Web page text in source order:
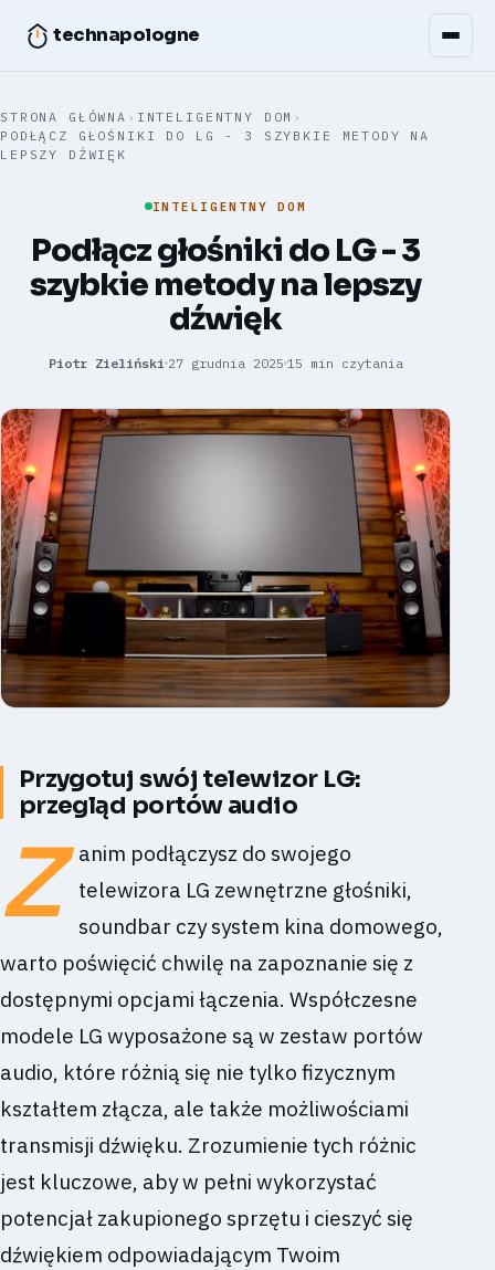
technapologne
STRONA GŁÓWNA › INTELIGENTNY DOM ›
PODŁĄCZ GŁOŚNIKI DO LG - 3 SZYBKIE METODY NA
LEPSZY DŹWIĘK
INTELIGENTNY DOM
Podłącz głośniki do LG - 3
szybkie metody na lepszy
dźwięk
Piotr Zieliński 27 grudnia 2025 15 min czytania
Przygotuj swój telewizor LG:
przegląd portów audio
Z
anim podłączysz do swojego
telewizora LG zewnętrzne głośniki,
soundbar czy system kina domowego,
warto poświęcić chwilę na zapoznanie się z
dostępnymi opcjami łączenia. Współczesne
modele LG wyposażone są w zestaw portów
audio, które różnią się nie tylko fizycznym
kształtem złącza, ale także możliwościami
transmisji dźwięku. Zrozumienie tych różnic
jest kluczowe, aby w pełni wykorzystać
potencjał zakupionego sprzętu i cieszyć się
dźwiękiem odpowiadającym Twoim